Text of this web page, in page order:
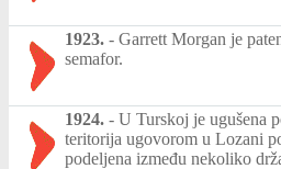
1923. - Garrett Morgan je
semafor.
1924. - U Turskoj je ugušena
teritorija ugovorom u Lozani
podeljena između nekoliko